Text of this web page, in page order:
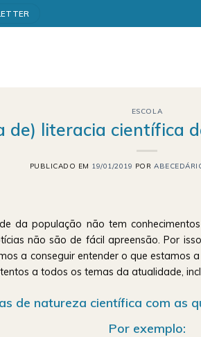
ESCOLA
de) literacia científica
PUBLICADO EM 19/01/2019 POR
da população não tem
não são de fácil apreensão. Por
a conseguir entender o que estamos
a todos os temas da atualidade,
de natureza científica com as
Por exemplo: